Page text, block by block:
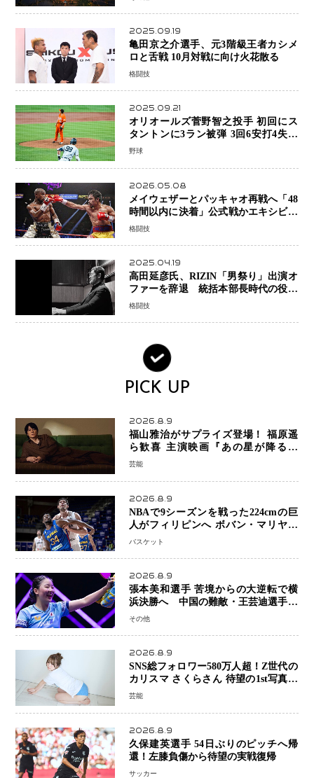
2025.09.19
亀田京之介選手、元3階級王者カシメ
格闘技
2025.09.21
オリオールズ菅野智之投手 初回にス
タントンに3ラン被弾 3回6安打4失点
で降板
野球
2026.05.08
メイウェザーとパッキャオ再戦へ「48
時間以内に決着」公式戦かエキシビシ
ョンか混迷続く
格闘技
2025.04.19
高田延彦氏、RIZIN「男祭り」出演オ
ファーを辞退 統括本部長時代の役目
「すでに終えています」と明言
格闘技
PICK UP
2026.8.9
福山雅治がサプライズ登場！ 福原遥
ら歓喜 主演映画『あの星が降る丘
で、君とまた出会いたい。』舞台あい
芸能
2026.8.9
NBAで9シーズンを戦った224cmの巨
人がフィリピンへ ボバン・マリヤノ
ビッチ ジョーンズカップで新たな挑
バスケット
2026.8.9
張本美和選手 苦境からの大逆転で横
浜決勝へ 中国の難敵・王芸迪選手を
撃破「ここからまた行くぞ」兄・智和
その他
2026.8.9
SNS総フォロワー580万人超！Z世代の
カリスマ さくらさん 待望の1st写真集
が11月5日発売決定 沖縄で“今しか残
芸能
2026.8.9
久保建英選手 54日ぶりのピッチへ帰
還！左膝負傷から待望の実戦復帰
サッカー